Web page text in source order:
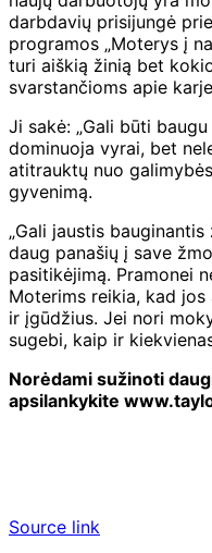
darbdavių prisijungė
programos „Moterys į
turi aiškią žinią bet
svarstančioms apie
Ji sakė: „Gali būti
dominuoja vyrai, bet
atitrauktų nuo
gyvenimą.
„Gali jaustis
daug panašių į save
pasitikėjimą. Pramonei
Moterims reikia, kad
ir įgūdžius. Jei nori
sugebi, kaip ir
Norėdami sužinoti
apsilankykite
Source link